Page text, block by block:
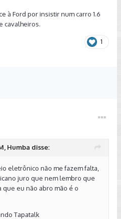
à Ford por insistir num carro 1.6
cavalheiros.
1
Humba disse:
eletrônico não me fazem falta,
juro que nem lembro que
que eu não abro mão é o
Tapatalk